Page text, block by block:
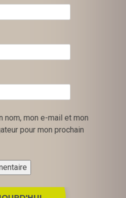
nom, mon e-mail et mon
pour mon prochain